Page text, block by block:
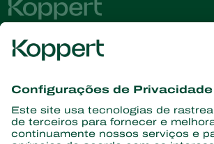
informações
Assine aqui